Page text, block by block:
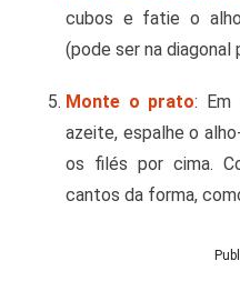
cubos e fatie o
(pode ser na diagonal
Monte o prato: Em
azeite, espalhe o
os filés por cima.
cantos da forma,